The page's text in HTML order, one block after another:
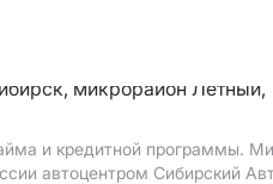
микрорайон Летный,
и кредитной программы.
автоцентром Сибирский